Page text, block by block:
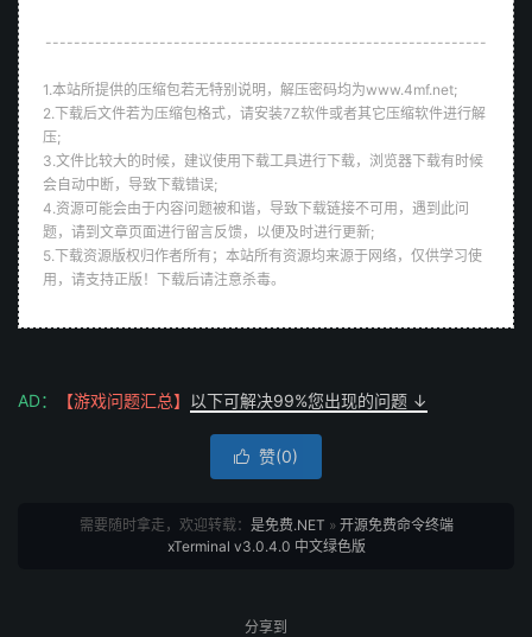
--------------------------------------------------------------
1.本站所提供的压缩包若无特别说明，解压密码均为www.4mf.net;
2.下载后文件若为压缩包格式，请安装7Z软件或者其它压缩软件进行解
压;
3.文件比较大的时候，建议使用下载工具进行下载，浏览器下载有时候
会自动中断，导致下载错误;
4.资源可能会由于内容问题被和谐，导致下载链接不可用，遇到此问
题，请到文章页面进行留言反馈，以便及时进行更新;
5.下载资源版权归作者所有；本站所有资源均来源于网络，仅供学习使
用，请支持正版！下载后请注意杀毒。
AD： 【游戏问题汇总】 以下可解决99%您出现的问题 ↓
 赞(0)
需要随时拿走，欢迎转载： 是免费.NET » 开源免费命令终端
xTerminal v3.0.4.0 中文绿色版
分享到